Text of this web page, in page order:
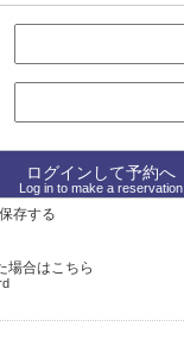
Log in to make a reservation
存する
場合はこちら